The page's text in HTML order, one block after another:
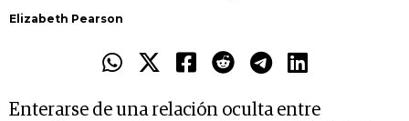
Elizabeth Pearson
Enterarse de una relación oculta entre